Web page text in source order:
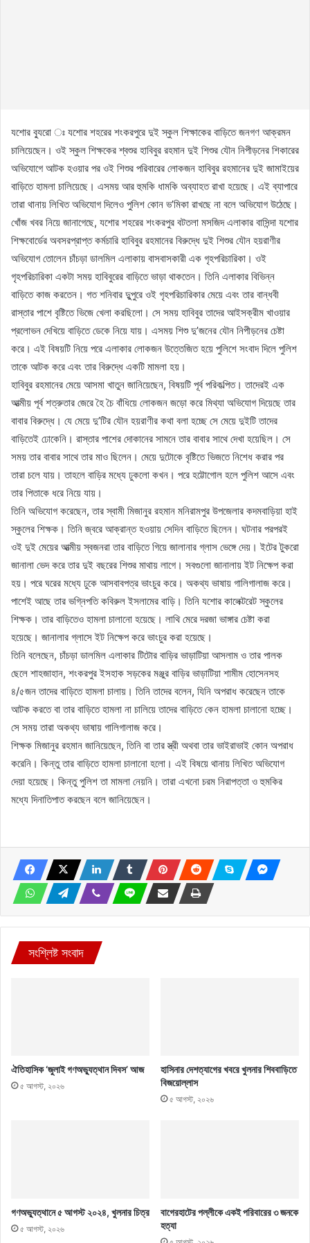
যশোর ব্যুরো ঃ যশোর শহরের শংকরপুরে দুই স্কুল শিক্ষাকের বাড়িতে জনগণ আক্রমন
চালিয়েছেন। ওই স্কুল শিক্ষকের শ্বশুর হাবিবুর রহমান দুই শিশুর যৌন নিপীড়নের শিকারের
অভিযোগে আটক হওয়ার পর ওই শিশুর পরিবারের লোকজন হাবিবুর রহমানের দুই জামাইয়ের
বাড়িতে হামলা চালিয়েছে। এসময় আর হুমকি ধামকি অব্যাহত রাখা হয়েছে। এই ব্যাপারে
তারা থানায় লিখিত অভিযোগ দিলেও পুলিশ কোন ভ’মিকা রাখছে না বলে অভিযোগ উঠেছে।
খোঁজ খবর নিয়ে জানাগেছে, যশোর শহরের শংকরপুর বটতলা মসজিদ এলাকার বাসিন্দা যশোর
শিক্ষবোর্ডের অবসরপ্রাপ্ত কর্মচারি হাবিবুর রহমানের বিরুদ্ধে দুই শিশুর যৌন হয়রাণীর
অভিযোগ তোলেন চাঁচড়া ডালমিল এলাকায় বাসবাসকারী এক গৃহপরিচারিকা। ওই
গৃহপরিচারিকা একটা সময় হাবিবুরের বাড়িতে ভাড়া থাকতেন। তিনি এলাকার বিভিন্ন
বাড়িতে কাজ করতেন। গত শনিবার দুুপুরে ওই গৃহপরিচারিকার মেয়ে এবং তার বান্ধবী
রাস্তার পাশে বৃষ্টিতে ভিজে খেলা করছিলো। সে সময় হাবিবুর তাদের আইসক্রীম খাওয়ার
প্রলোভন দেখিয়ে বাড়িতে ডেকে নিয়ে যায়। এসময় শিশু দু’জনের যৌন নিপীড়নের চেষ্টা
করে। এই বিষয়টি নিয়ে পরে এলাকার লোকজন উত্তেজিত হয়ে পুলিশে সংবাদ দিলে পুলিশ
তাকে আটক করে এবং তার বিরুদ্ধে একটি মামলা হয়।
হাবিবুর রহমানের মেয়ে আসমা খাতুন জানিয়েছেন, বিষয়টি পূর্ব পরিকল্পিত। তাদেরই এক
আত্মীয় পূর্ব শত্রুতার জেরে হৈ চৈ বাঁধিয়ে লোকজন জড়ো করে মিথ্যা অভিযোগ দিয়েছে তার
বাবার বিরুদ্ধে। যে মেয়ে দু’টির যৌন হয়রাণীর কথা বলা হচ্ছে সে মেয়ে দুইটি তাদের
বাড়িতেই ঢোকেনি। রাস্তার পাশের দোকানের সামনে তার বাবার সাথে দেখা হয়েছিল। সে
সময় তার বাবার সাথে তার মাও ছিলেন। মেয়ে দুটোকে বৃষ্টিতে ভিজতে নিশেধ করার পর
তারা চলে যায়। তাহলে বাড়ির মধ্যে ঢুকলো কখন। পরে হট্টোগোল হলে পুলিশ আসে এবং
তার পিতাকে ধরে নিয়ে যায়।
তিনি অভিযোগ করেছেন, তার স্বামী মিজানুর রহমান মনিরামপুর উপজেলার কদমবাড়িয়া হাই
স্কুলের শিক্ষক। তিনি জ্বরে আক্রান্ত হওয়ায় সেদিন বাড়িতে ছিলেন। ঘটনার পরপরই
ওই দুই মেয়ের আত্মীয় স্বজনরা তার বাড়িতে গিয়ে জালানার গ্লাস ভেঙ্গে দেয়। ইটের টুকরো
জানালা ভেদ করে তার দুই বছরের শিশুর মাথায় লাগে। সবগুলো জানালায় ইট নিক্ষেপ করা
হয়। পরে ঘরের মধ্যে ঢুকে আসবাবপত্র ভাংচুর করে। অকথ্য ভাষায় গালিগালাজ করে।
পাশেই আছে তার ভগ্নিপতি কবিরুল ইসলামের বাড়ি। তিনি যশোর কালেক্টরেট স্কুলের
শিক্ষক। তার বাড়িতেও হামলা চালানো হয়েছে। লাথি মেরে দরজা ভাঙ্গার চেষ্টা করা
হয়েছে। জানালার গ্লাসে ইট নিক্ষেপ করে ভাংচুর করা হয়েছে।
তিনি বলেছেন, চাঁচড়া ডালমিল এলাকার টিটোর বাড়ির ভাড়াটিয়া আসলাম ও তার পালক
ছেলে শাহজাহান, শংকরপুর ইসহাক সড়কের মঞ্জুর বাড়ির ভাড়াটিয়া শামীম হোসেনসহ
৪/৫জন তাদের বাড়িতে হামলা চালায়। তিনি তাদের বলেন, যিনি অপরাধ করেছেন তাকে
আটক করতে বা তার বাড়িতে হামলা না চালিয়ে তাদের বাড়িতে কেন হামলা চালানো হচ্ছে।
সে সময় তারা অকথ্য ভাষায় গালিগালাজ করে।
শিক্ষক মিজানুর রহমান জানিয়েছেন, তিনি বা তার স্ত্রী অথবা তার ভাইরাভাই কোন অপরাধ
করেনি। কিন্তু তার বাড়িতে হামলা চালানো হলো। এই বিষয়ে থানায় লিখিত অভিযোগ
দেয়া হয়েছে। কিন্তু পুলিশ তা মামলা নেয়নি। তারা এখনো চরম নিরাপত্তা ও হুমকির
মধ্যে দিনাতিপাত করছেন বলে জানিয়েছেন।
সংশ্লিষ্ট সংবাদ
ঐতিহাসিক ‘জুলাই গণঅভ্যুত্থান দিবস’ আজ
৫ আগস্ট, ২০২৬
হাসিনার দেশত্যাগের খবরে খুলনার শিববাড়িতে
বিজয়োল্লাস
৫ আগস্ট, ২০২৬
গণঅভ্যুত্থানে ৫ আগস্ট ২০২৪, খুলনার চিত্র
৫ আগস্ট, ২০২৬
বাগেরহাটের পল্লীকে একই পরিবারের ৩ জনকে
হত্যা